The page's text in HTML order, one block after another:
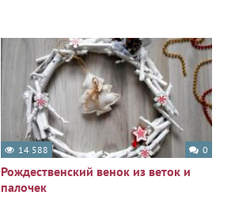
14 588 0
Рождественский венок из веток и
палочек